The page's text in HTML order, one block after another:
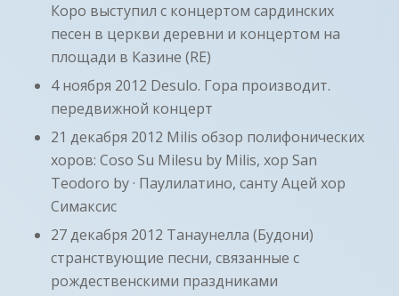
Коро выступил с концертом сардинских
песен в церкви деревни и концертом на
площади в Казине (RE)
4 ноября 2012 Desulo. Гора производит.
передвижной концерт
21 декабря 2012 Milis обзор полифонических
хоров: Coso Su Milesu by Milis, хор San
Teodoro by · Паулилатино, санту Ацей хор
Симаксис
27 декабря 2012 Танаунелла (Будони)
странствующие песни, связанные с
рождественскими праздниками